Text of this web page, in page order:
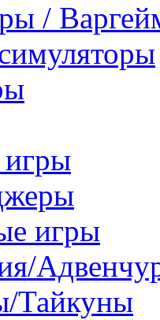
/
игры
игры
Тайкуны